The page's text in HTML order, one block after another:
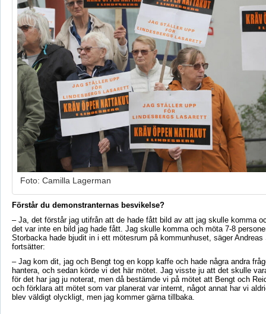
Foto: Camilla Lagerman
Förstår du demonstranternas besvikelse?
– Ja, det förstår jag utifrån att de hade fått bild av att jag skulle komma
det var inte en bild jag hade fått. Jag skulle komma och möta 7-8
Storbacka hade bjudit in i ett mötesrum på kommunhuset, säger Andreas
fortsätter:
– Jag kom dit, jag och Bengt tog en kopp kaffe och hade några andra
hantera, och sedan körde vi det här mötet. Jag visste ju att det skulle
för det har jag ju noterat, men då bestämde vi på mötet att Bengt och
och förklara att mötet som var planerat var internt, något annat har vi
blev väldigt olyckligt, men jag kommer gärna tillbaka.